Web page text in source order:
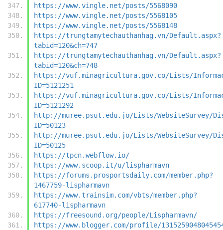
https://www.vingle.net/posts/5568090
https://www.vingle.net/posts/5568105
https://www.vingle.net/posts/5568148
https://trungtamytechauthanhag.vn/Default.aspx?
tabid=120&ch=747
https://trungtamytechauthanhag.vn/Default.aspx?
tabid=120&ch=748
https://vuf.minagricultura.gov.co/Lists/
ID=5121251
https://vuf.minagricultura.gov.co/Lists/
ID=5121292
http://muree.psut.edu.jo/Lists/WebsiteSurvey/
ID=50123
http://muree.psut.edu.jo/Lists/WebsiteSurvey/
ID=50125
https://tpcn.webflow.io/
https://www.scoop.it/u/lispharmavn
https://forums.prosportsdaily.com/member.php?
1467759-lispharmavn
https://www.trainsim.com/vbts/member.php?
617740-lispharmavn
https://freesound.org/people/Lispharmavn/
https://www.blogger.com/profile/